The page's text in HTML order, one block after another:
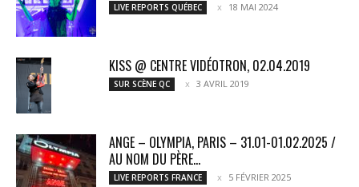
LIVE REPORTS QUÉBEC 18 MAI 2024
KISS @ CENTRE VIDÉOTRON, 02.04.2019
SUR SCÈNE QC 3 AVRIL 2019
ANGE – OLYMPIA, PARIS – 31.01-01.02.2025 /
AU NOM DU PÈRE...
LIVE REPORTS FRANCE 5 FÉVRIER 2025